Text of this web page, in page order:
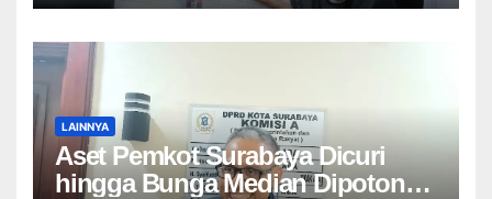
LAINNYA
Aset Pemkot Surabaya Dicuri
hingga Bunga Median Dipotong,